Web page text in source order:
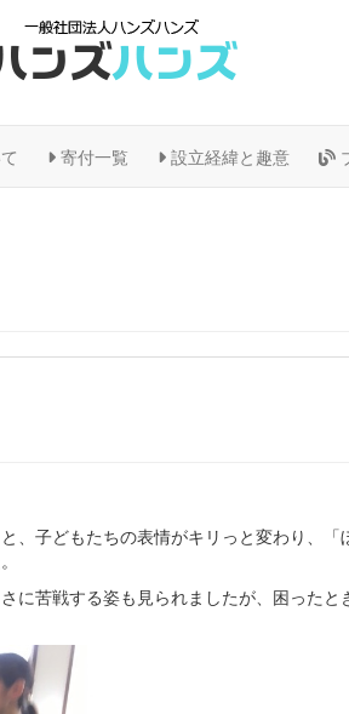
寄付一覧 設立経緯と趣意
、子どもたちの表情がキリっと変わり、「
に苦戦する姿も見られましたが、困ったと